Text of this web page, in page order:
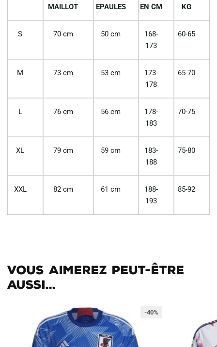
MAILLOT
EPAULES
EN CM
KG
S 70 cm 50 cm
168-
173
60-65
M 73 cm 53 cm
173-
178
65-70
L 76 cm 56 cm
178-
183
70-75
XL 79 cm 59 cm
183-
188
75-80
XXL 82 cm 61 cm
188-
193
85-92
Vous aimerez peut-être
aussi...
-40%